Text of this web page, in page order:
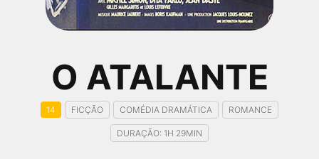
O ATALANTE
14 FICÇÃO COMÉDIA DRAMÁTICA ROMANCE
DURAÇÃO: 1H 29MIN